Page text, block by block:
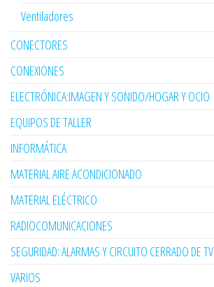
Ventiladores
CONECTORES
CONEXIONES
ELECTRÓNICA:IMAGEN Y SONIDO/HOGAR Y OCIO
EQUIPOS DE TALLER
INFORMÁTICA
MATERIAL AIRE ACONDICIONADO
MATERIAL ELÉCTRICO
RADIOCOMUNICACIONES
SEGURIDAD: ALARMAS Y CIRCUITO CERRADO DE TV
VARIOS